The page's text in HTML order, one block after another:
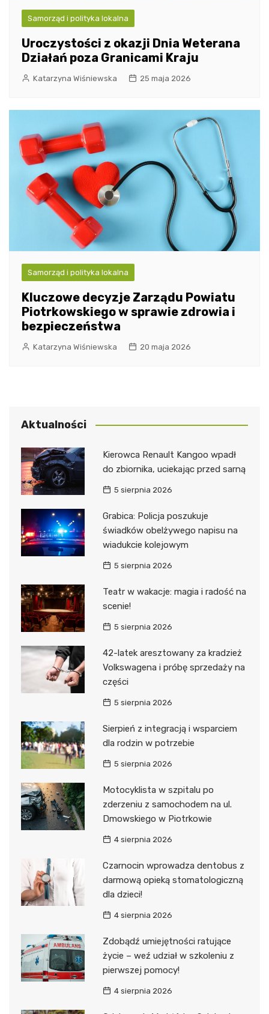
Samorząd i polityka lokalna
Uroczystości z okazji Dnia Weterana
Działań poza Granicami Kraju
Katarzyna Wiśniewska 25 maja 2026
Samorząd i polityka lokalna
Kluczowe decyzje Zarządu Powiatu
Piotrkowskiego w sprawie zdrowia i
bezpieczeństwa
Katarzyna Wiśniewska 20 maja 2026
Aktualności
Kierowca Renault Kangoo wpadł
do zbiornika, uciekając przed sarną
5 sierpnia 2026
Grabica: Policja poszukuje
świadków obelżywego napisu na
wiadukcie kolejowym
5 sierpnia 2026
Teatr w wakacje: magia i radość na
scenie!
5 sierpnia 2026
42-latek aresztowany za kradzież
Volkswagena i próbę sprzedaży na
części
5 sierpnia 2026
Sierpień z integracją i wsparciem
dla rodzin w potrzebie
5 sierpnia 2026
Motocyklista w szpitalu po
zderzeniu z samochodem na ul.
Dmowskiego w Piotrkowie
4 sierpnia 2026
Czarnocin wprowadza dentobus z
darmową opieką stomatologiczną
dla dzieci!
4 sierpnia 2026
Zdobądź umiejętności ratujące
życie – weź udział w szkoleniu z
pierwszej pomocy!
4 sierpnia 2026